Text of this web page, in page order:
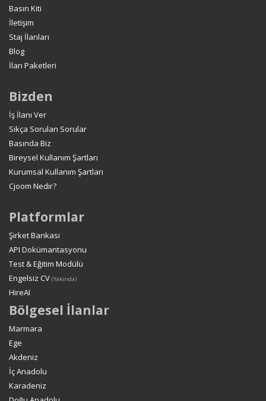
Basın Kiti
İletişim
Staj İlanları
Blog
İlan Paketleri
Bizden
İş İlanı Ver
Sıkça Sorulan Sorular
Basında Biz
Bireysel Kullanım Şartları
Kurumsal Kullanım Şartları
Cjoom Nedir?
Platformlar
Şirket Bankası
API Dokümantasyonu
Test & Eğitim Modülü
Engelsiz CV (Yakında)
HireAI
Bölgesel İlanlar
Marmara
Ege
Akdeniz
İç Anadolu
Karadeniz